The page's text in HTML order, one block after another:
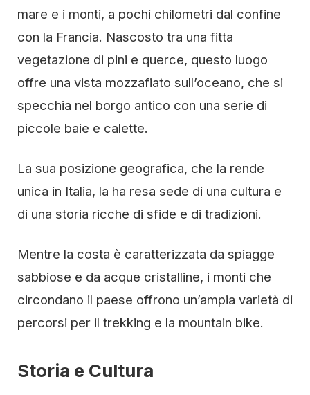
mare e i monti, a pochi chilometri dal confine
con la Francia. Nascosto tra una fitta
vegetazione di pini e querce, questo luogo
offre una vista mozzafiato sull’oceano, che si
specchia nel borgo antico con una serie di
piccole baie e calette.
La sua posizione geografica, che la rende
unica in Italia, la ha resa sede di una cultura e
di una storia ricche di sfide e di tradizioni.
Mentre la costa è caratterizzata da spiagge
sabbiose e da acque cristalline, i monti che
circondano il paese offrono un’ampia varietà di
percorsi per il trekking e la mountain bike.
Storia e Cultura